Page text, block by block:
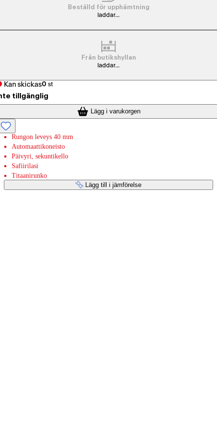
Beställd för upphämtning
laddar...
Från butikshyllan
laddar...
Kan skickas0 st
tillgänglig
Lägg i varukorgen
Rungon leveys 40 mm
Automaattikoneisto
Päivyri, sekuntikello
Safiirilasi
Titaanirunko
Lägg till i jämförelse